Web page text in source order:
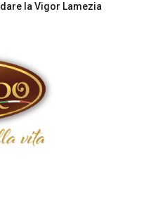
la Vigor Lamezia